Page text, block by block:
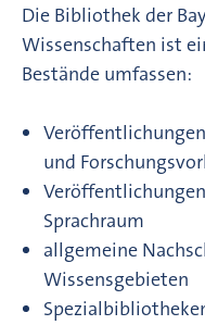
Die Bibliothek der
Wissenschaften ist
Bestände umfassen:
und
Sprachraum
allgemeine
Wissensgebieten